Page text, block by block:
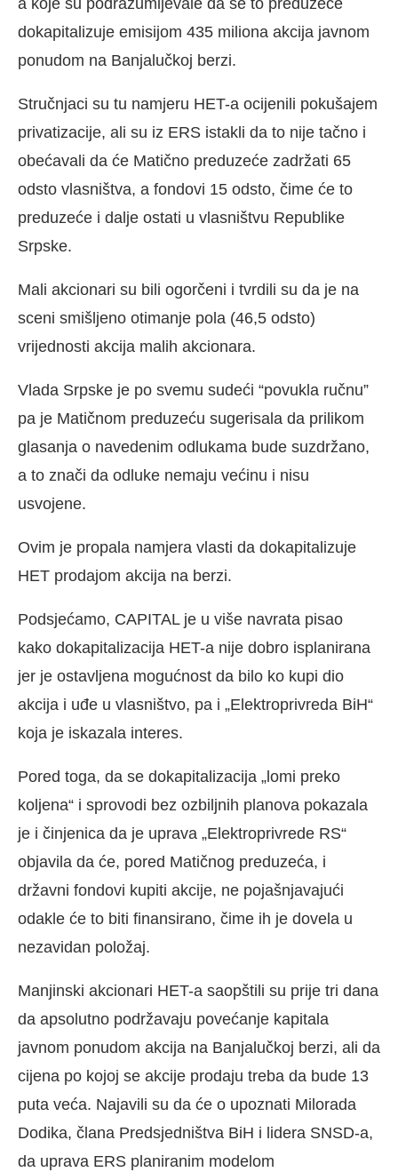
dokapitalizuje emisijom 435 miliona akcija javnom
ponudom na Banjalučkoj berzi.
Stručnjaci su tu namjeru HET-a ocijenili pokušajem
privatizacije, ali su iz ERS istakli da to nije tačno i
obećavali da će Matično preduzeće zadržati 65
odsto vlasništva, a fondovi 15 odsto, čime će to
preduzeće i dalje ostati u vlasništvu Republike
Srpske.
Mali akcionari su bili ogorčeni i tvrdili su da je na
sceni smišljeno otimanje pola (46,5 odsto)
vrijednosti akcija malih akcionara.
Vlada Srpske je po svemu sudeći “povukla ručnu”
pa je Matičnom preduzeću sugerisala da prilikom
glasanja o navedenim odlukama bude suzdržano,
a to znači da odluke nemaju većinu i nisu
usvojene.
Ovim je propala namjera vlasti da dokapitalizuje
HET prodajom akcija na berzi.
Podsjećamo, CAPITAL je u više navrata pisao
kako dokapitalizacija HET-a nije dobro isplanirana
jer je ostavljena mogućnost da bilo ko kupi dio
akcija i uđe u vlasništvo, pa i „Elektroprivreda BiH“
koja je iskazala interes.
Pored toga, da se dokapitalizacija „lomi preko
koljena“ i sprovodi bez ozbiljnih planova pokazala
je i činjenica da je uprava „Elektroprivrede RS“
objavila da će, pored Matičnog preduzeća, i
državni fondovi kupiti akcije, ne pojašnjavajući
odakle će to biti finansirano, čime ih je dovela u
nezavidan položaj.
Manjinski akcionari HET-a saopštili su prije tri dana
da apsolutno podržavaju povećanje kapitala
javnom ponudom akcija na Banjalučkoj berzi, ali da
cijena po kojoj se akcije prodaju treba da bude 13
puta veća. Najavili su da će o upoznati Milorada
Dodika, člana Predsjedništva BiH i lidera SNSD-a,
da uprava ERS planiranim modelom